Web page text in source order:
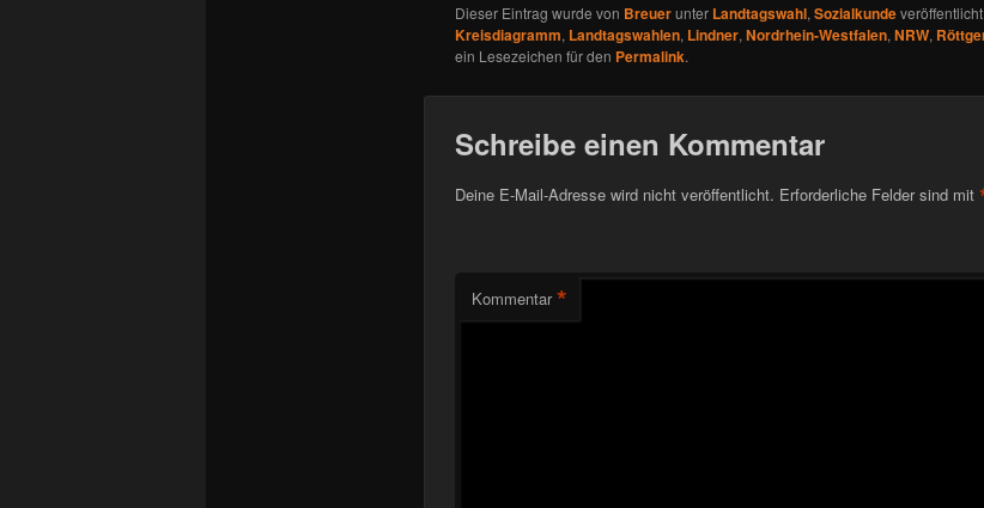
Dieser Eintrag wurde von Breuerunter Landtagswahl, Sozialkunde
Kreisdiagramm, Landtagswahlen, Lindner, Nordrhein-Westfalen, NRW,
ein Lesezeichen für den Permalink.
Schreibe einen Kommentar
Deine E-Mail-Adresse wird nicht veröffentlicht. Erforderliche Felder sind mit
Kommentar *